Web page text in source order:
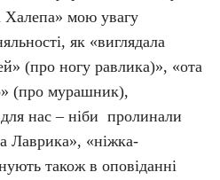
Халепа» мою увагу
як «виглядала
(про ногу равлика)», «ота
(про мурашник),
нас – ніби пролинали
Лаврика», «ніжка-
також в оповіданні